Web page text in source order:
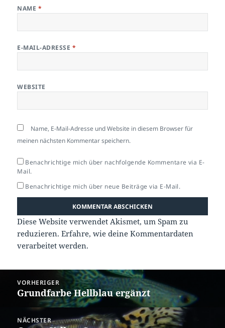
NAME *
E-MAIL-ADRESSE *
WEBSITE
Name, E-Mail-Adresse und Website in diesem Browser für
meinen nächsten Kommentar speichern.
Benachrichtige mich über nachfolgende Kommentare via E-
Mail.
Benachrichtige mich über neue Beiträge via E-Mail.
Diese Website verwendet Akismet, um Spam zu
reduzieren.Erfahre, wie deine Kommentardaten
verarbeitet werden.
Beitragsnavigation
VORHERIGER
Vorheriger
Beitrag:
Grundfarbe Hellblau ergänzt
NÄCHSTER